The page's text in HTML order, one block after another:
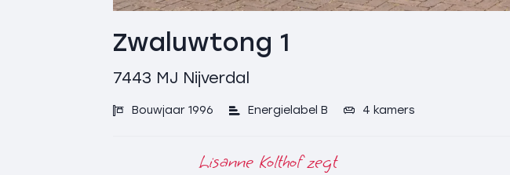
Zwaluwtong 1
7443 MJ Nijverdal
Bouwjaar 1996 Energielabel B 4 kamers
Lisanne Kolthof zegt